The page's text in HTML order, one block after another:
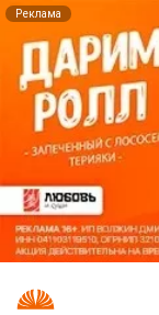
Реклама